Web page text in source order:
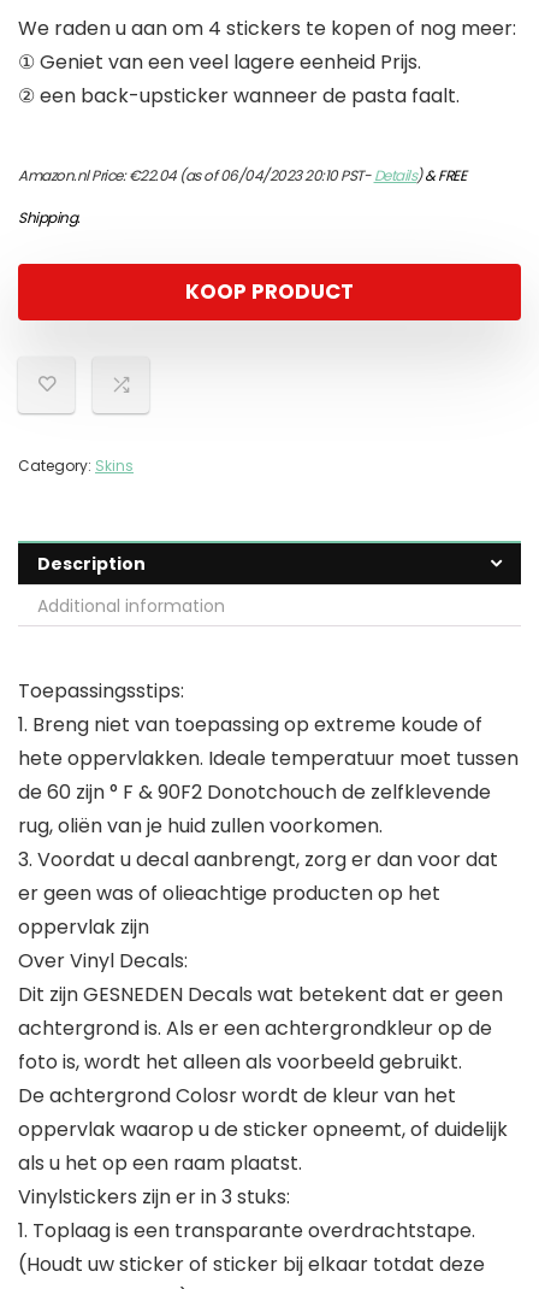
We raden u aan om 4 stickers te kopen of nog meer:
① Geniet van een veel lagere eenheid Prijs.
② een back-upsticker wanneer de pasta faalt.
Amazon.nl Price:€22.04(as of 06/04/2023 20:10 PST-Details)&FREE
Shipping.
KOOP PRODUCT
Category: Skins
Description
Additional information
Toepassingsstips:
1. Breng niet van toepassing op extreme koude of
hete oppervlakken. Ideale temperatuur moet tussen
de 60 zijn ° F & 90F2 Donotchouch de zelfklevende
rug, oliën van je huid zullen voorkomen.
3. Voordat u decal aanbrengt, zorg er dan voor dat
er geen was of olieachtige producten op het
oppervlak zijn
Over Vinyl Decals:
Dit zijn GESNEDEN Decals wat betekent dat er geen
achtergrond is. Als er een achtergrondkleur op de
foto is, wordt het alleen als voorbeeld gebruikt.
De achtergrond Colosr wordt de kleur van het
oppervlak waarop u de sticker opneemt, of duidelijk
als u het op een raam plaatst.
Vinylstickers zijn er in 3 stuks:
1. Toplaag is een transparante overdrachtstape.
(Houdt uw sticker of sticker bij elkaar totdat deze